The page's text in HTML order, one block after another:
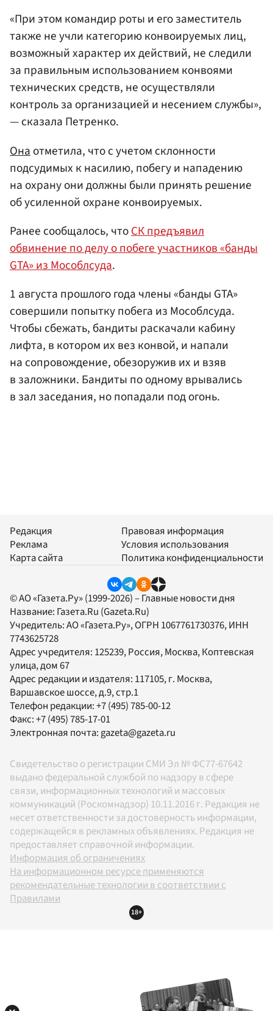
«При этом командир роты и его заместитель
также не учли категорию конвоируемых лиц,
возможный характер их действий, не следили
за правильным использованием конвоями
технических средств, не осуществляли
контроль за организацией и несением службы»,
— сказала Петренко.
Она отметила, что с учетом склонности
подсудимых к насилию, побегу и нападению
на охрану они должны были принять решение
об усиленной охране конвоируемых.
Ранее сообщалось, чтоСК предъявил
обвинение по делу о побеге участников «банды
GTA» из Мособлсуда.
1 августа прошлого года члены «банды GTA»
совершили попытку побега из Мособлсуда.
Чтобы сбежать, бандиты раскачали кабину
лифта, в котором их вез конвой, и напали
на сопровождение, обезоружив их и взяв
в заложники. Бандиты по одному врывались
в зал заседания, но попадали под огонь.
Редакция
Реклама
Карта сайта
Правовая информация
Условия использования
Политика конфиденциальности
© АО «Газета.Ру» (1999-2026) – Главные новости дня
Название: Газета.Ru (Gazeta.Ru)
Учредитель:АО «Газета.Ру», ОГРН 1067761730376, ИНН
7743625728
Адрес учредителя: 125239, Россия, Москва, Коптевская
улица, дом 67
Адрес редакции и издателя: 117105, г. Москва,
Варшавское шоссе, д.9, стр.1
Телефон редакции:+7 (495) 785-00-12
Факс:+7 (495) 785-17-01
Электронная почта:gazeta@gazeta.ru
Свидетельство о регистрации СМИ Эл № ФС77-67642
выдано федеральной службой по надзору в сфере
связи, информационных технологий и массовых
коммуникаций (Роскомнадзор) 10.11.2016 г. Редакция не
несет ответственности за достоверность информации,
содержащейся в рекламных объявлениях. Редакция не
предоставляет справочной информации.
Информация об ограничениях
На информационном ресурсе применяются
рекомендательные технологии в соответствии с
Правилами
18+